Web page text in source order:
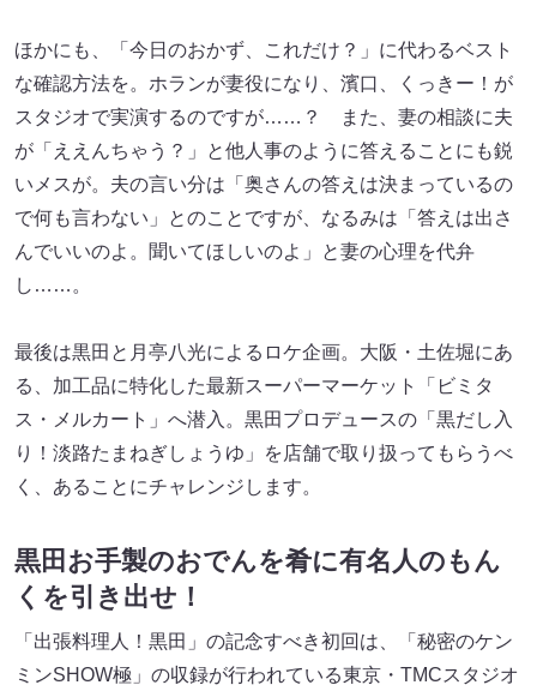
ほかにも、「今日のおかず、これだけ？」に代わるベスト
な確認方法を。ホランが妻役になり、濱口、くっきー！が
スタジオで実演するのですが……？ また、妻の相談に夫
が「ええんちゃう？」と他人事のように答えることにも鋭
いメスが。夫の言い分は「奥さんの答えは決まっているの
で何も言わない」とのことですが、なるみは「答えは出さ
んでいいのよ。聞いてほしいのよ」と妻の心理を代弁
し……。
最後は黒田と月亭八光によるロケ企画。大阪・土佐堀にあ
る、加工品に特化した最新スーパーマーケット「ビミタ
ス・メルカート」へ潜入。黒田プロデュースの「黒だし入
り！淡路たまねぎしょうゆ」を店舗で取り扱ってもらうべ
く、あることにチャレンジします。
黒田お手製のおでんを肴に有名人のもん
くを引き出せ！
「出張料理人！黒田」の記念すべき初回は、「秘密のケン
ミンSHOW極」の収録が行われている東京・TMCスタジオ